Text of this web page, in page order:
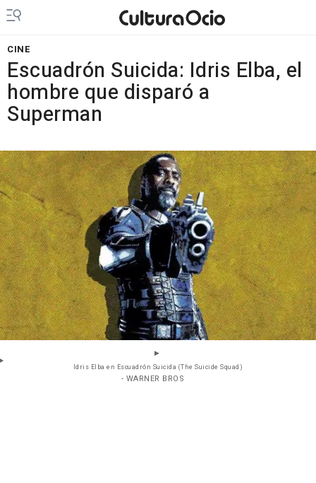
CINE
Escuadrón Suicida: Idris Elba, el
hombre que disparó a
Superman
Idris Elba en Escuadrón Suicida (The Suicide Squad)
- WARNER BROS